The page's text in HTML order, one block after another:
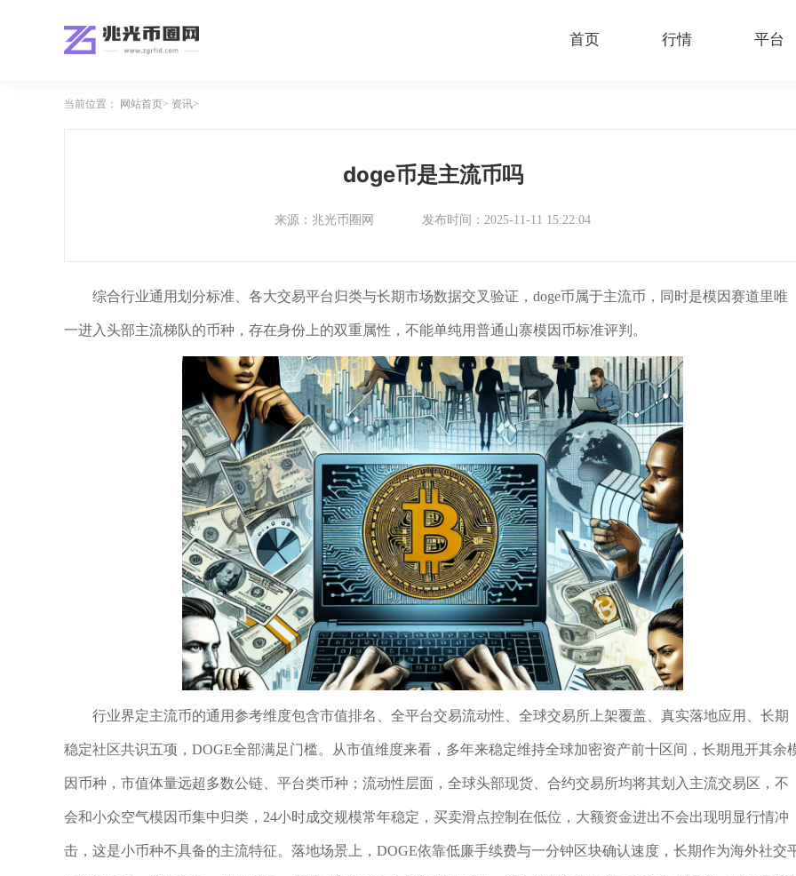
首页 行情 平台
当前位置： 网站首页 资讯
doge币是主流币吗
来源：兆光币圈网 发布时间：2025-11-11 15:22:04
综合行业通用划分标准、各大交易平台归类与长期市场数据交叉验证，doge币属于主流币，同时是模因赛道里唯
一进入头部主流梯队的币种，存在身份上的双重属性，不能单纯用普通山寨模因币标准评判。
行业界定主流币的通用参考维度包含市值排名、全平台交易流动性、全球交易所上架覆盖、真实落地应用、长期
稳定社区共识五项，DOGE全部满足门槛。从市值维度来看，多年来稳定维持全球加密资产前十区间，长期甩开其余
因币种，市值体量远超多数公链、平台类币种；流动性层面，全球头部现货、合约交易所均将其划入主流交易区，不
会和小众空气模因币集中归类，24小时成交规模常年稳定，买卖滑点控制在低位，大额资金进出不会出现明显行情冲
击，这是小币种不具备的主流特征。落地场景上，DOGE依靠低廉手续费与一分钟区块确认速度，长期作为海外社交